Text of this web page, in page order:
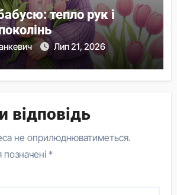
тепло рук і
Лип 21, 2026
відповідь
не оприлюднюватиметься.
позначені*